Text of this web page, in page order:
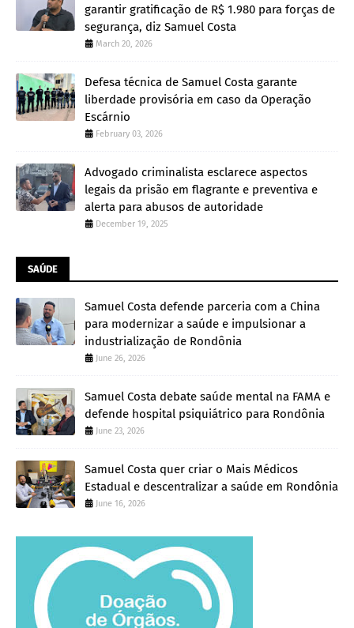
garantir gratificação de R$ 1.980 para forças de
segurança, diz Samuel Costa
March 20, 2026
Defesa técnica de Samuel Costa garante
liberdade provisória em caso da Operação
Escárnio
February 03, 2026
Advogado criminalista esclarece aspectos
legais da prisão em flagrante e preventiva e
alerta para abusos de autoridade
December 19, 2025
SAÚDE
Samuel Costa defende parceria com a China
para modernizar a saúde e impulsionar a
industrialização de Rondônia
June 26, 2026
Samuel Costa debate saúde mental na FAMA e
defende hospital psiquiátrico para Rondônia
June 23, 2026
Samuel Costa quer criar o Mais Médicos
Estadual e descentralizar a saúde em Rondônia
June 16, 2026